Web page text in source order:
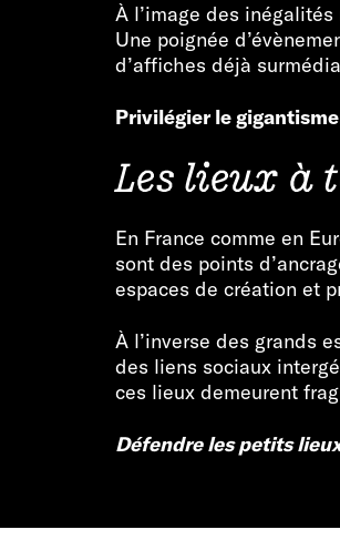
À l’image des
Une poignée
d’affiches déjà
Privilégier le
Les lieux à
En France comme en
sont des points
espaces de création et
À l’inverse des grands
des liens sociaux
ces lieux demeurent
Défendre les petits